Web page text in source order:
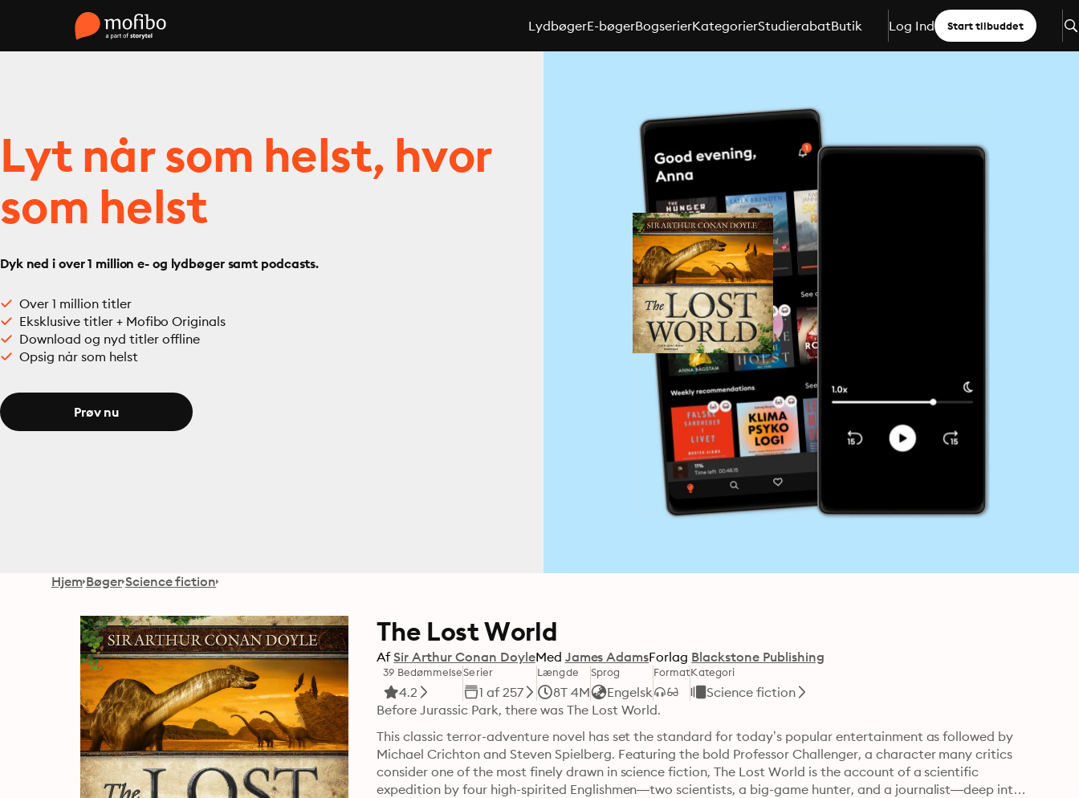
LydbøgerE-bøgerBogserierKategorierStudierabatButik Log Ind Start tilbuddet
Lyt når som helst, hvor
som helst
Dyk ned i over 1 million e- og lydbøger samt podcasts.
Over 1 million titler
Eksklusive titler + Mofibo Originals
Download og nyd titler offline
Opsig når som helst
Prøv nu
Hjem Bøger Science fiction
The Lost World
Af Sir Arthur Conan DoyleMed James AdamsForlag Blackstone Publishing
39 Bedømmelse
4.2
Serier
1 af 257
Længde
8T 4M
Sprog
Engelsk
FormatKategori
Science fiction
Before Jurassic Park, there was The Lost World.
This classic terror-adventure novel has set the standard for today’s popular entertainment as followed by
Michael Crichton and Steven Spielberg. Featuring the bold Professor Challenger, a character many critics
consider one of the most finely drawn in science fiction, The Lost World is the account of a scientific
expedition by four high-spirited Englishmen—two scientists, a big-game hunter, and a journalist—deep into